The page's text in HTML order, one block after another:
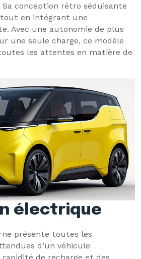
Sa conception rétro séduisante
en intégrant une
Avec une autonomie de plus
une seule charge, ce modèle
les attentes en matière de
électrique
présente toutes les
d’un véhicule
de recharge et des